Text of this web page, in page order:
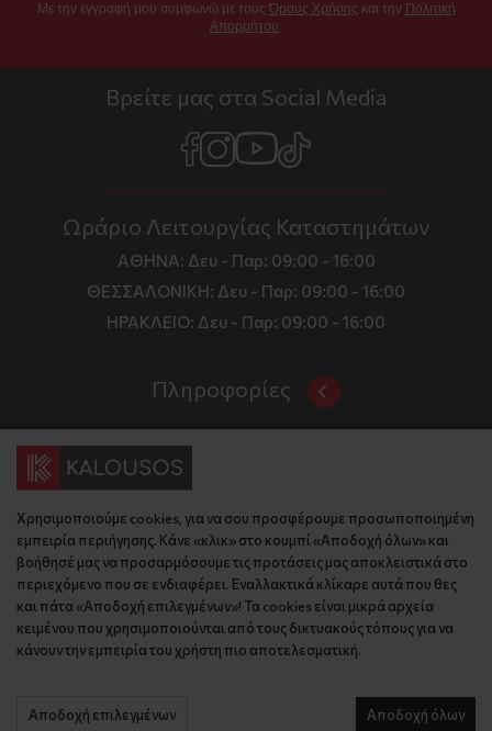
Με την εγγραφή μου συμφωνώ με τους Όρους Χρήσης και την Πολιτική
Απορρήτου.
Βρείτε μας στα Social Media
Ωράριο Λειτουργίας Καταστημάτων
ΑΘΗΝΑ: Δευ - Παρ: 09:00 - 16:00
ΘΕΣΣΑΛΟΝΙΚΗ: Δευ - Παρ: 09:00 - 16:00
ΗΡΑΚΛΕΙΟ: Δευ - Παρ: 09:00 - 16:00
Πληροφορίες
Όροι και Προϋποθέσεις
Τιμές, Τρόποι Αποστολής και Πληρωμής
Πολιτική Απορρήτου
Κώδικας Δεοντολογίας
Εταιρικό Προφίλ
KLoop - Loyalty Program
Become a Brand Ambassador
Επικοινωνία
Επικοινωνία
Διεύθυνση
Έδρα: Γράμμου 29, 18345 , Μοσχάτο Αττική
Θεσ/νίκη: Λυσάνδρου 8, 54642, Θεσσαλονίκη
Κρήτη: Θερίσου 52, 71305, Ηράκλειο
Βρείτε μας στον χάρτη
Τηλέφωνο:
Έδρα: 210 775 2048
© 2026 kalousos.gr All Rights Reserved.
Χρησιμοποιούμε cookies, για να σου προσφέρουμε προσωποποιημένη
εμπειρία περιήγησης. Κάνε «κλικ» στο κουμπί «Αποδοχή όλων» και
βοήθησέ μας να προσαρμόσουμε τις προτάσεις μας αποκλειστικά στο
περιεχόμενο που σε ενδιαφέρει. Εναλλακτικά κλίκαρε αυτά που θες
και πάτα «Αποδοχή επιλεγμένων»! Τα cookies είναι μικρά αρχεία
κειμένου που χρησιμοποιούνται από τους δικτυακούς τόπους για να
κάνουν την εμπειρία του χρήστη πιο αποτελεσματική.
Αποδοχή επιλεγμένων Αποδοχή όλων